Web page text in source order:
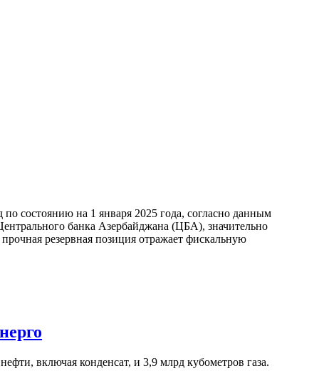
состоянию на 1 января 2025 года, согласно данным
банка Азербайджана (ЦБА), значительно
резервная позиция отражает фискальную
включая конденсат, и 3,9 млрд кубометров газа.